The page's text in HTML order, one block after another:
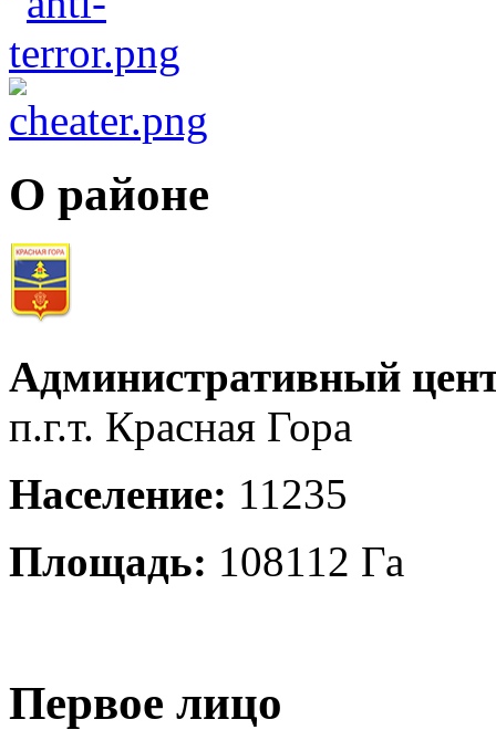
О районе
Административный
п.г.т. Красная Гора
Население: 11235
Площадь: 108112 Га
Первое лицо